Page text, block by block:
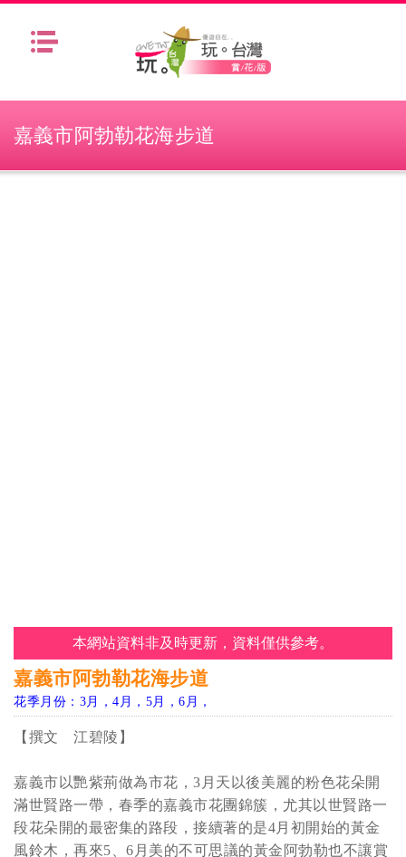
嘉義市阿勃勒花海步道
本網站資料非及時更新，資料僅供參考。
嘉義市阿勃勒花海步道
花季月份：3月，4月，5月，6月，
【撰文 江碧陵】
嘉義市以艷紫荊做為市花，3月天以後美麗的粉色花朵開
滿世賢路一帶，春季的嘉義市花團錦簇，尤其以世賢路一
段花朵開的最密集的路段，接續著的是4月初開始的黃金
風鈴木，再來5、6月美的不可思議的黃金阿勃勒也不讓賞